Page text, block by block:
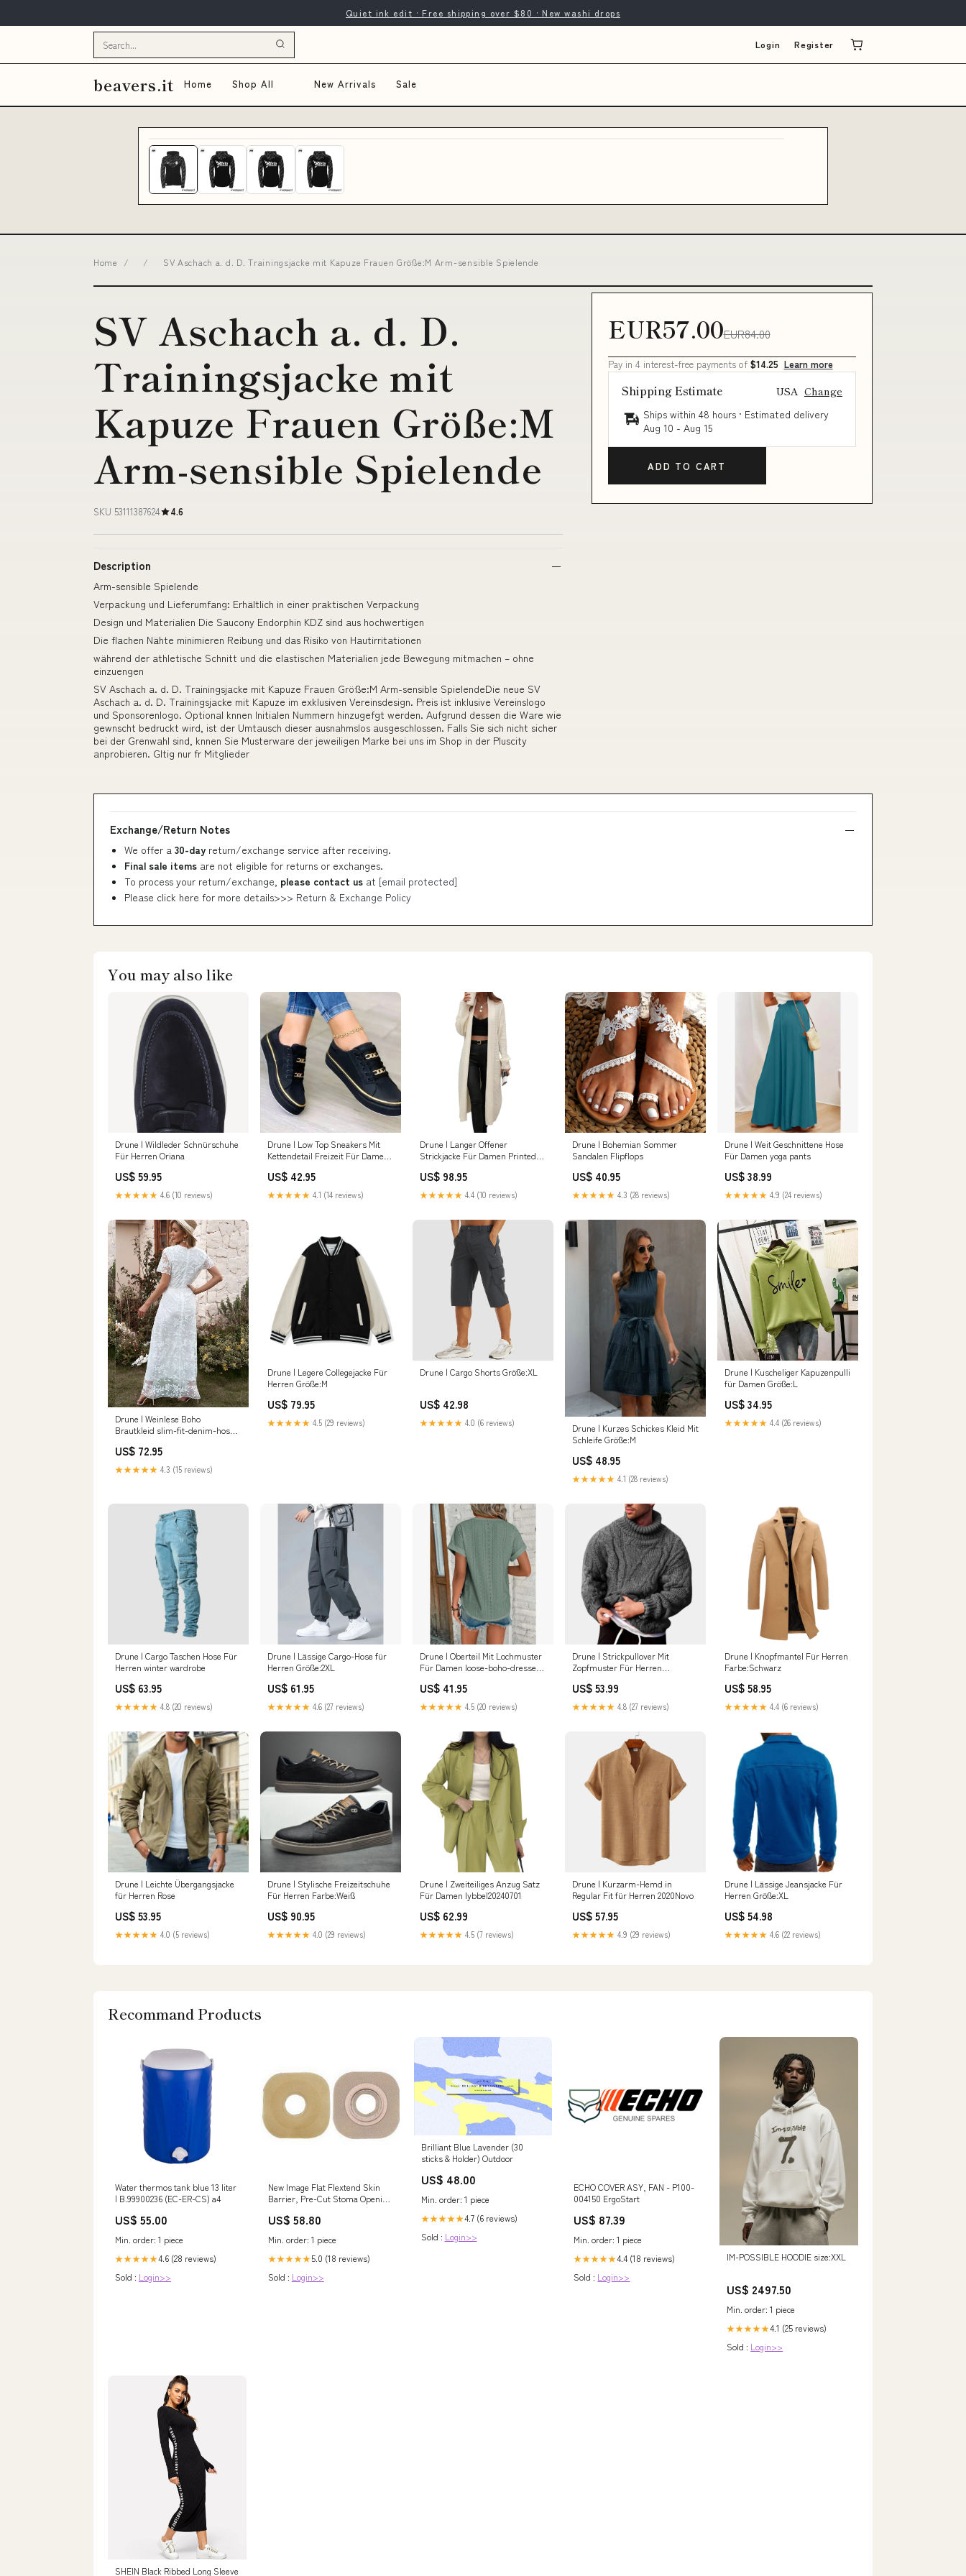
Quiet ink edit · Free shipping over $80 · New washi drops
Login Register
beavers.it Home Shop All New Arrivals Sale
Home / / SV Aschach a. d. D. Trainingsjacke mit Kapuze Frauen Größe:M Arm-sensible Spielende
SV Aschach a. d. D.
Trainingsjacke mit
Kapuze Frauen Größe:M
Arm-sensible Spielende
SKU 53111387624 4.6
Description
Arm-sensible Spielende
Verpackung und Lieferumfang: Erhältlich in einer praktischen Verpackung
Design und Materialien Die Saucony Endorphin KDZ sind aus hochwertigen
Die flachen Nähte minimieren Reibung und das Risiko von Hautirritationen
während der athletische Schnitt und die elastischen Materialien jede Bewegung mitmachen – ohne
einzuengen
SV Aschach a. d. D. Trainingsjacke mit Kapuze Frauen Größe:M Arm-sensible SpielendeDie neue SV
Aschach a. d. D. Trainingsjacke mit Kapuze im exklusiven Vereinsdesign. Preis ist inklusive Vereinslogo
und Sponsorenlogo. Optional knnen Initialen Nummern hinzugefgt werden. Aufgrund dessen die Ware wie
gewnscht bedruckt wird, ist der Umtausch dieser ausnahmslos ausgeschlossen. Falls Sie sich nicht sicher
bei der Grenwahl sind, knnen Sie Musterware der jeweiligen Marke bei uns im Shop in der Pluscity
anprobieren. Gltig nur fr Mitglieder
EUR57.00EUR84.00
Pay in 4 interest-free payments of $14.25 Learn more
Shipping Estimate USA Change
Ships within 48 hours · Estimated delivery
Aug 10 - Aug 15
ADD TO CART
Exchange/Return Notes
We offer a 30-day return/exchange service after receiving.
Final sale items are not eligible for returns or exchanges.
To process your return/exchange, please contact us at [email protected]
Please click here for more details>>> Return & Exchange Policy
You may also like
Drune | Wildleder Schnürschuhe
Für Herren Oriana
US$ 59.95
★★★★★ 4.6 (10 reviews)
Drune | Low Top Sneakers Mit
Kettendetail Freizeit Für Damen
US$ 42.95
★★★★★ 4.1 (14 reviews)
Drune | Langer Offener
Strickjacke Für Damen Printed
US$ 98.95
★★★★★ 4.4 (10 reviews)
Drune | Bohemian Sommer
Sandalen Flipflops
US$ 40.95
★★★★★ 4.3 (28 reviews)
Drune | Weit Geschnittene Hose
Für Damen yoga pants
US$ 38.99
★★★★★ 4.9 (24 reviews)
Drune | Weinlese Boho
Brautkleid slim-fit-denim-hose-
US$ 72.95
★★★★★ 4.3 (15 reviews)
Drune | Legere Collegejacke Für
Herren Größe:M
US$ 79.95
★★★★★ 4.5 (29 reviews)
Drune | Cargo Shorts Größe:XL
US$ 42.98
★★★★★ 4.0 (6 reviews)
Drune | Kurzes Schickes Kleid Mit
Schleife Größe:M
US$ 48.95
★★★★★ 4.1 (28 reviews)
Drune | Kuscheliger Kapuzenpulli
für Damen Größe:L
US$ 34.95
★★★★★ 4.4 (26 reviews)
Drune | Cargo Taschen Hose Für
Herren winter wardrobe
US$ 63.95
★★★★★ 4.8 (20 reviews)
Drune | Lässige Cargo-Hose für
Herren Größe:2XL
US$ 61.95
★★★★★ 4.6 (27 reviews)
Drune | Oberteil Mit Lochmuster
Für Damen loose-boho-dresses-
US$ 41.95
★★★★★ 4.5 (20 reviews)
Drune | Strickpullover Mit
Zopfmuster Für Herren
US$ 53.99
★★★★★ 4.8 (27 reviews)
Drune | Knopfmantel Für Herren
Farbe:Schwarz
US$ 58.95
★★★★★ 4.4 (6 reviews)
Drune | Leichte Übergangsjacke
für Herren Rose
US$ 53.95
★★★★★ 4.0 (5 reviews)
Drune | Stylische Freizeitschuhe
Für Herren Farbe:Weiß
US$ 90.95
★★★★★ 4.0 (29 reviews)
Drune | Zweiteiliges Anzug Satz
Für Damen lybbel20240701
US$ 62.99
★★★★★ 4.5 (7 reviews)
Drune | Kurzarm-Hemd in
Regular Fit für Herren 2020Novo
US$ 57.95
★★★★★ 4.9 (29 reviews)
Drune | Lässige Jeansjacke Für
Herren Größe:XL
US$ 54.98
★★★★★ 4.6 (22 reviews)
Recommand Products
Water thermos tank blue 13 liter
| B.99900236 (EC-ER-CS) a4
US$ 55.00
Min. order: 1 piece
★★★★★4.6 (28 reviews)
Sold : Login>>
New Image Flat Flextend Skin
Barrier, Pre-Cut Stoma Opening
(44mm) - Box of 5 Price_Budget
US$ 58.80
Min. order: 1 piece
★★★★★5.0 (18 reviews)
Sold : Login>>
Brilliant Blue Lavender (30
sticks & Holder) Outdoor
US$ 48.00
Min. order: 1 piece
★★★★★4.7 (6 reviews)
Sold : Login>>
ECHO COVER ASY, FAN - P100-
004150 ErgoStart
US$ 87.39
Min. order: 1 piece
★★★★★4.4 (18 reviews)
Sold : Login>>
IM-POSSIBLE HOODIE size:XXL
US$ 2497.50
Min. order: 1 piece
★★★★★4.1 (25 reviews)
Sold : Login>>
SHEIN Black Ribbed Long Sleeve